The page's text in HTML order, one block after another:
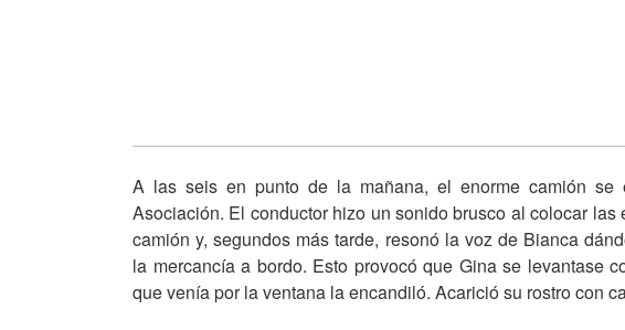
A las seis en punto de la mañana, el enorme camión
Asociación. El conductor hizo un sonido brusco al colocar
camión y, segundos más tarde, resonó la voz de Bianca
la mercancía a bordo. Esto provocó que Gina se levantase
que venía por la ventana la encandiló. Acarició su rostro con